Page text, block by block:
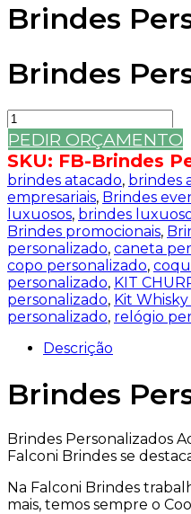
Brindes
Brindes
Brindes
Personalizados
Advogados
quantidade
PEDIR ORÇAMENTO
SKU: FB-Brindes
brindes atacado, brindes
empresariais, Brindes
luxuosos, brindes
Brindes promocionais,
personalizado, caneta
copo personalizado,
personalizado, KIT
personalizado, Kit
personalizado, relógio
Descrição
Brindes
Brindes Personalizados
Falconi Brindes se
Na Falconi Brindes
mais, temos sempre o